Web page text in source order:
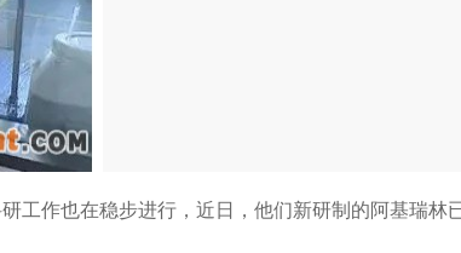
工作也在稳步进行，近日，他们新研制的阿基瑞林